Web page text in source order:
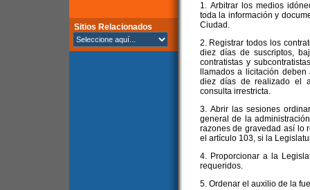
Sitios Relacionados
1. Arbitrar los medios
toda la información y
Ciudad.
2. Registrar todos los
diez días de suscriptos,
contratistas y
llamados a licitación
diez días de realizado el
consulta irrestricta.
3. Abrir las sesiones
general de la
razones de gravedad así lo
el artículo 103, si la
4. Proporcionar a la
requeridos.
5. Ordenar el auxilio de la